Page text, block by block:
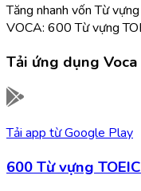
Tăng nhanh vốn Từ
VOCA: 600 Từ vựng
Tải ứng dụng
Tải app từGoogle Play
600 Từ vựng TOEIC